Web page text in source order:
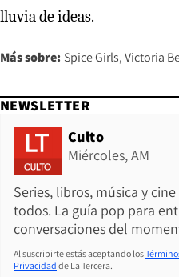
lluvia de ideas.
Más sobre: Spice Girls Victoria
NEWSLETTER
Culto
Miércoles, AM
Series, libros, música y
todos. La guía pop para
conversaciones del
Al suscribirte estás aceptando los
Privacidad de La Tercera.